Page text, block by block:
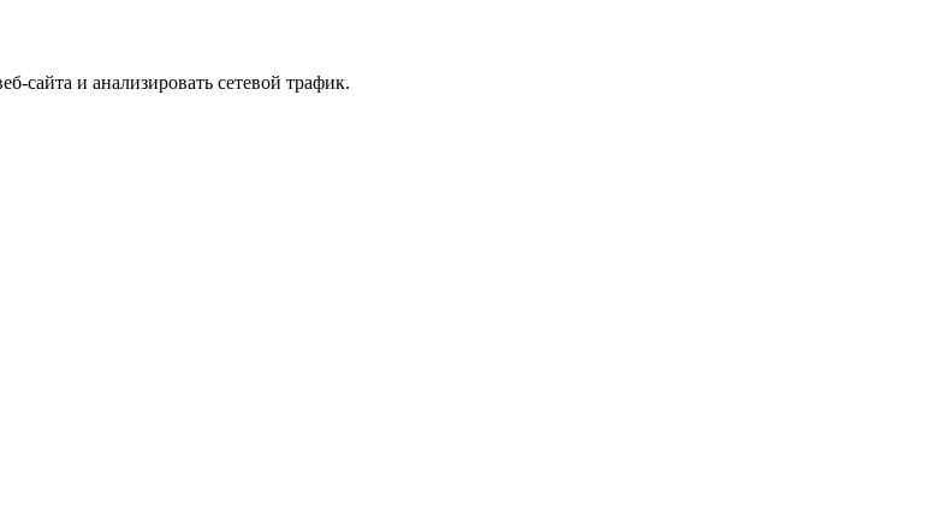
сайта и анализировать сетевой трафик.